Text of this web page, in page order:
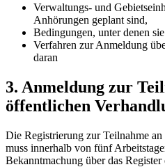
Verwaltungs- und
Anhörungen geplant sind,
Bedingungen, unter denen
Verfahren zur Anmeldung
daran
3. Anmeldung zur
öffentlichen
Die Registrierung zur Teilnahme
muss innerhalb von fünf
Bekanntmachung über das Register